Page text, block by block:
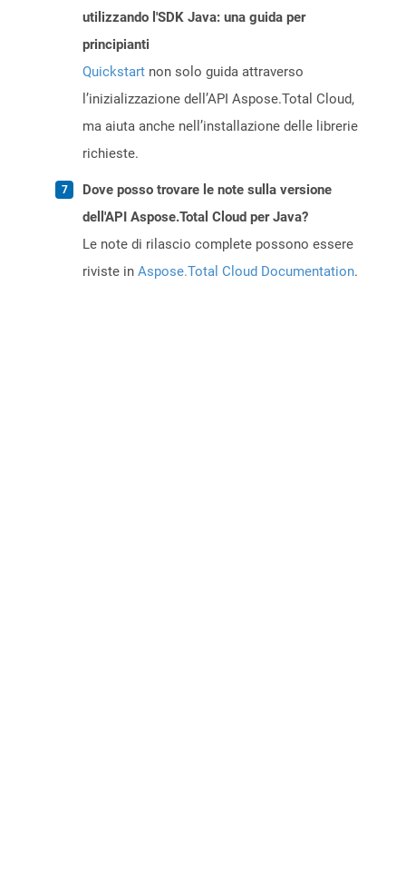
utilizzando l'SDK Java: una guida per
principianti
Quickstart non solo guida attraverso
l’inizializzazione dell’API Aspose.Total Cloud,
ma aiuta anche nell’installazione delle librerie
richieste.
Dove posso trovare le note sulla versione
dell'API Aspose.Total Cloud per Java?
Le note di rilascio complete possono essere
riviste in Aspose.Total Cloud Documentation.